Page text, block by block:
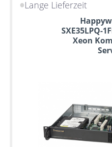
Lange Lieferzeit
SXE35LPQ-
Xeon